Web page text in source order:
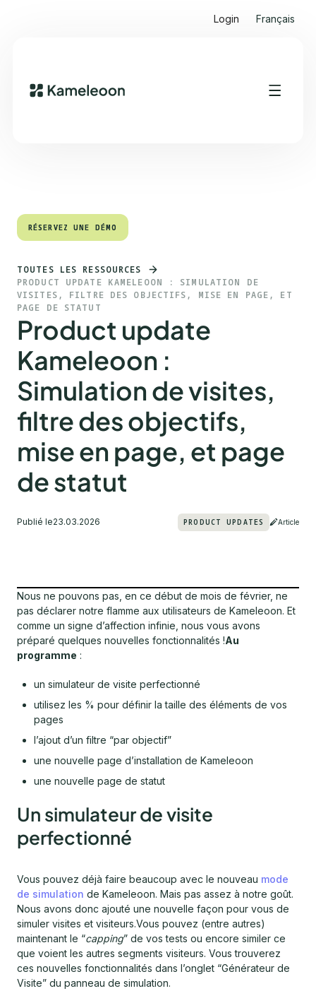
Login Français
Sommaire
RÉSERVEZ UNE DÉMO
RÉSERVEZ UNE DÉMO
TOUTES LES RESSOURCES
PRODUCT UPDATE KAMELEOON : SIMULATION DE
VISITES, FILTRE DES OBJECTIFS, MISE EN PAGE, ET
PAGE DE STATUT
Product update
Kameleoon :
Simulation de visites,
filtre des objectifs,
mise en page, et page
de statut
Publié le23.03.2026 PRODUCT UPDATES Article
Nous ne pouvons pas, en ce début de mois de février, ne
pas déclarer notre flamme aux utilisateurs de Kameleoon. Et
comme un signe d’affection infinie, nous vous avons
préparé quelques nouvelles fonctionnalités !Au
programme :
un simulateur de visite perfectionné
utilisez les % pour définir la taille des éléments de vos
pages
l’ajout d’un filtre “par objectif”
une nouvelle page d’installation de Kameleoon
une nouvelle page de statut
Un simulateur de visite
perfectionné
Vous pouvez déjà faire beaucoup avec le nouveau mode
de simulation de Kameleoon. Mais pas assez à notre goût.
Nous avons donc ajouté une nouvelle façon pour vous de
simuler visites et visiteurs.Vous pouvez (entre autres)
maintenant le “capping” de vos tests ou encore similer ce
que voient les autres segments visiteurs. Vous trouverez
ces nouvelles fonctionnalités dans l’onglet “Générateur de
Visite” du panneau de simulation.